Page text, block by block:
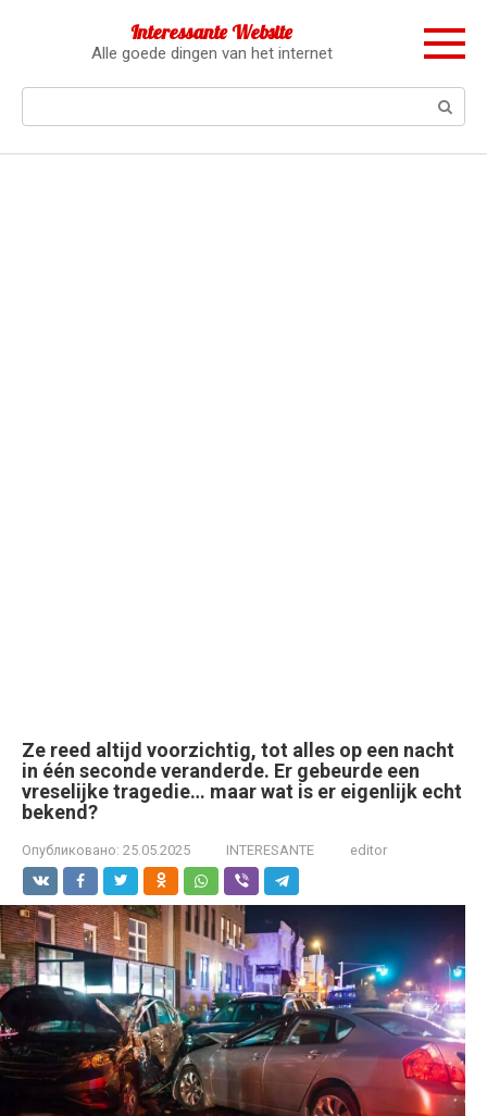
Interessante Website
Alle goede dingen van het internet
Ze reed altijd voorzichtig, tot alles op een nacht
in één seconde veranderde. Er gebeurde een
vreselijke tragedie… maar wat is er eigenlijk echt
bekend?
Опубликовано: 25.05.2025 INTERESANTE editor